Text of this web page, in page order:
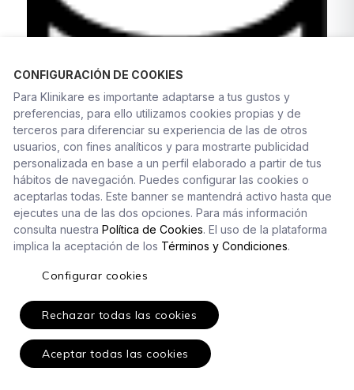
Amazon AWS
Infraestructura cloud
CONFIGURACIÓN DE COOKIES
Para Klinikare es importante adaptarse a tus gustos y
preferencias, para ello utilizamos cookies propias y de
terceros para diferenciar su experiencia de las de otros
usuarios, con fines analíticos y para mostrarte publicidad
personalizada en base a un perfil elaborado a partir de tus
hábitos de navegación. Puedes configurar las cookies o
aceptarlas todas. Este banner se mantendrá activo hasta que
ejecutes una de las dos opciones. Para más información
consulta nuestra Política de Cookies. El uso de la plataforma
implica la aceptación de los Términos y Condiciones.
Configurar cookies
Rechazar todas las cookies
Aceptar todas las cookies